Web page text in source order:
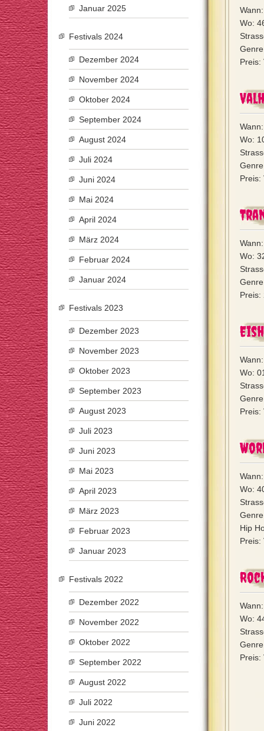
Wo:
Preis:
Wo:
Preis:
Wo:
Preis:
Wo:
Preis:
Wo:
Hip
Preis:
Wo:
Preis:
Januar 2025
Festivals 2024
Dezember 2024
November 2024
Oktober 2024
September 2024
August 2024
Juli 2024
Juni 2024
Mai 2024
April 2024
März 2024
Februar 2024
Januar 2024
Festivals 2023
Dezember 2023
November 2023
Oktober 2023
September 2023
August 2023
Juli 2023
Juni 2023
Mai 2023
April 2023
März 2023
Februar 2023
Januar 2023
Festivals 2022
Dezember 2022
November 2022
Oktober 2022
September 2022
August 2022
Juli 2022
Juni 2022